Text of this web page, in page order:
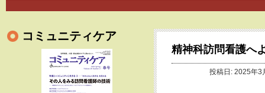
精神科訪問看護へ
投稿日: 2025年3
コミュニティケア